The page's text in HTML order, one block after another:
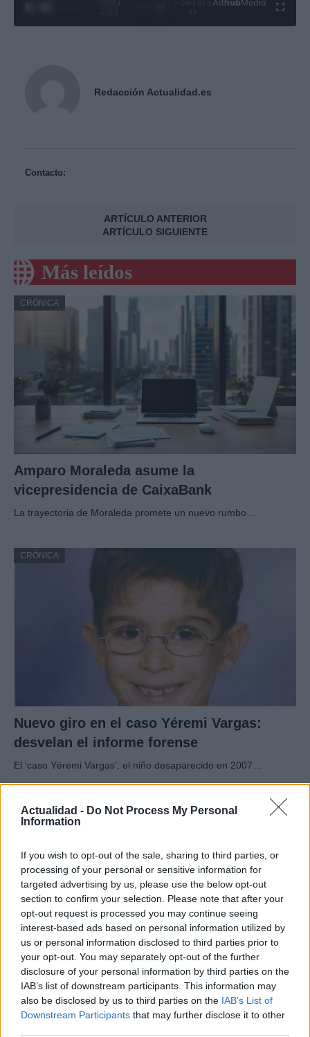
Actualidad - Do Not Process My Personal
Information
If you wish to opt-out of the sale, sharing to third parties, or
processing of your personal or sensitive information for
targeted advertising by us, please use the below opt-out
section to confirm your selection. Please note that after your
opt-out request is processed you may continue seeing
interest-based ads based on personal information utilized by
us or personal information disclosed to third parties prior to
your opt-out. You may separately opt-out of the further
disclosure of your personal information by third parties on the
IAB’s list of downstream participants. This information may
also be disclosed by us to third parties on the IAB’s List of
Downstream Participants that may further disclose it to other
Ad hub Media
Redacción Actualidad.es
Contacto:
ARTÍCULO ANTERIOR
ARTÍCULO SIGUIENTE
Más leídos
CRÓNICA
Amparo Moraleda asume la
vicepresidencia de CaixaBank
La trayectoria de Moraleda promete un nuevo rumbo…
CRÓNICA
Nuevo giro en el caso Yéremi Vargas:
desvelan el informe forense
El ‘caso Yéremi Vargas’, el niño desaparecido en 2007…
CRÓNICA
Tragedia en Santa Susanna: un bombero
fallece durante un incendio en un hotel
Un bombero de la Generalitat pierde la vida…